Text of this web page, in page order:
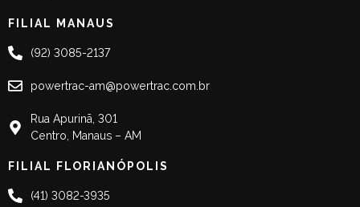
FILIAL MANAUS
(92) 3085-2137
powertrac-am@powertrac.com.br
Rua Apurinã, 301
Centro, Manaus – AM
FILIAL FLORIANÓPOLIS
(41) 3082-3935